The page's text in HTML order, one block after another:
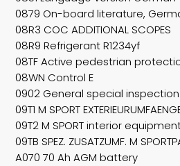
0879 On-board literature,
08R3 COC ADDITIONAL SCOPES
08R9 Refrigerant R1234yf
08TF Active pedestrian
08WN Control E
0902 General special inspection
09T1 M SPORT
09T2 M SPORT interior
09TB SPEZ. ZUSATZUMF. M
A070 70 Ah AGM battery